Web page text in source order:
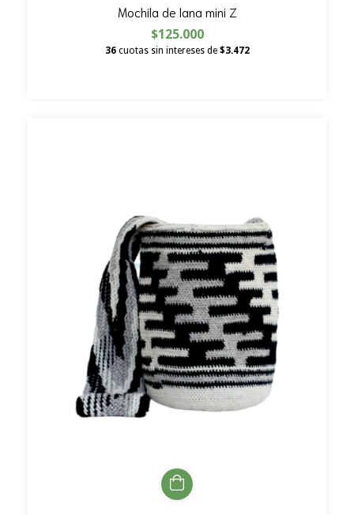
Mochila de lana mini Z
$125.000
36 cuotas sin intereses de $3.472